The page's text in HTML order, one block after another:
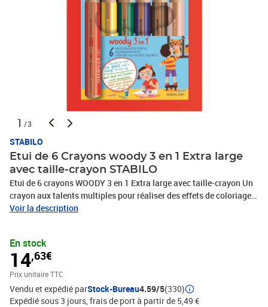
1 /3
STABILO
Etui de 6 Crayons woody 3 en 1 Extra large
avec taille-crayon STABILO
Etui de 6 crayons WOODY 3 en 1 Extra large avec taille-crayon Un
crayon aux talents multiples pour réaliser des effets de coloriage
infinis :Crayon Aquarellable, Crayon de couleur, Craies grasseMine
presque tous les supports (verre, bois, plastique ...),
lavableIndestructible, sa mine ne casse pas au moindre laisser
tomber
Voir la description
En stock
14,63€
Prix unitaire TTC
Vendu et expédié parStock-Bureau4.59/5(330)
Expédié sous 3 jours, frais de port à partir de 5,49 €